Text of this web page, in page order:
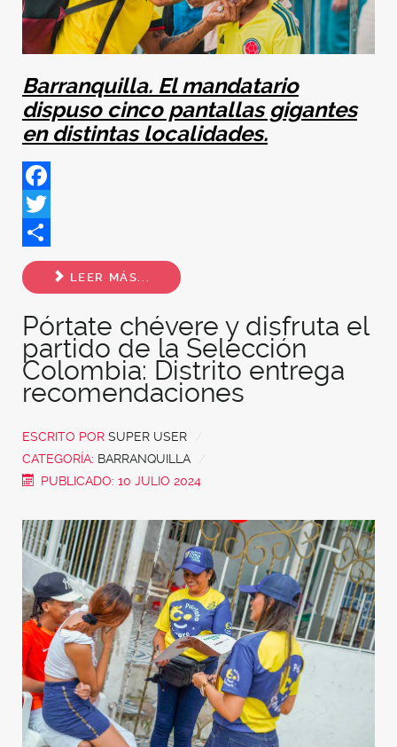
Barranquilla. El mandatario
dispuso cinco pantallas gigantes
en distintas localidades.
Facebook
Twitter
Share
LEER MÁS...
Pórtate chévere y disfruta el
partido de la Selección
Colombia: Distrito entrega
recomendaciones
ESCRITO POR SUPER USER
CATEGORÍA: BARRANQUILLA
PUBLICADO: 10 JULIO 2024